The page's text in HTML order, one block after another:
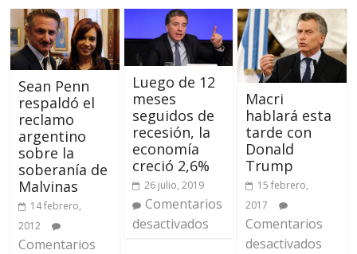
Sean Penn
respaldó el
reclamo
argentino
sobre la
soberanía de
Malvinas
14 febrero,
2012
Comentarios
Luego de 12
meses
seguidos de
recesión, la
economía
creció 2,6%
26 julio, 2019
Comentarios
desactivados
Macri
hablará esta
tarde con
Donald
Trump
15 febrero,
2017
Comentarios
desactivados